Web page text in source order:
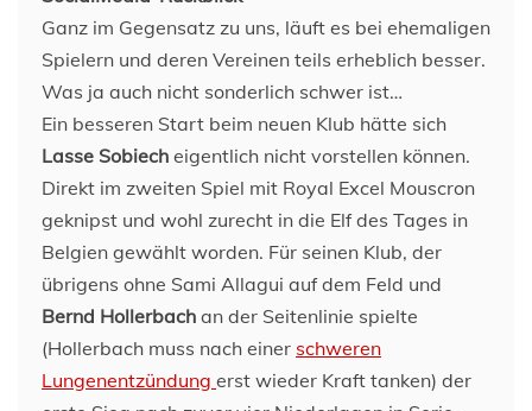
Ganz im Gegensatz zu uns, läuft es bei ehemaligen
Spielern und deren Vereinen teils erheblich besser.
Was ja auch nicht sonderlich schwer ist…
Ein besseren Start beim neuen Klub hätte sich
Lasse Sobiech eigentlich nicht vorstellen können.
Direkt im zweiten Spiel mit Royal Excel Mouscron
geknipst und wohl zurecht in die Elf des Tages in
Belgien gewählt worden. Für seinen Klub, der
übrigens ohne Sami Allagui auf dem Feld und
Bernd Hollerbach an der Seitenlinie spielte
(Hollerbach muss nach einer schweren
Lungenentzündung erst wieder Kraft tanken) der